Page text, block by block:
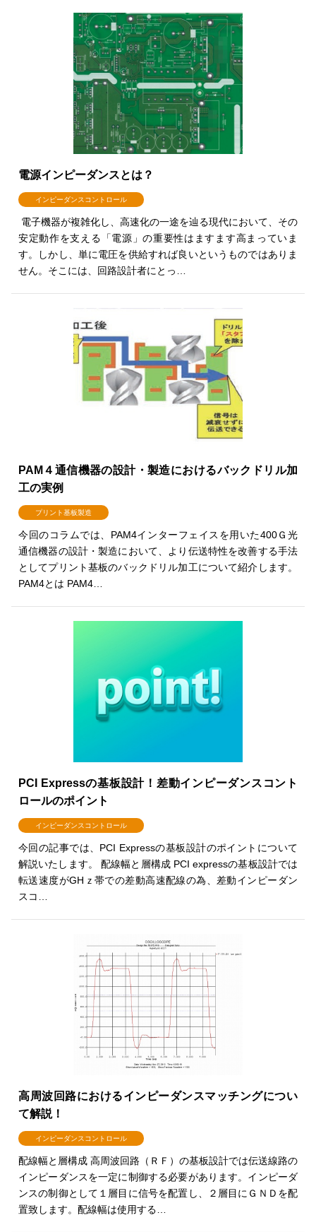
電源インピーダンスとは？
インピーダンスコントロール
電子機器が複雑化し、高速化の一途を辿る現代において、その
安定動作を支える「電源」の重要性はますます高まっていま
す。しかし、単に電圧を供給すれば良いというものではありま
せん。そこには、回路設計者にとっ…
PAM４通信機器の設計・製造におけるバックドリル加
工の実例
プリント基板製造
今回のコラムでは、PAM4インターフェイスを用いた400Ｇ光
通信機器の設計・製造において、より伝送特性を改善する手法
としてプリント基板のバックドリル加工について紹介します。
PAM4とは PAM4…
PCI Expressの基板設計！差動インピーダンスコント
ロールのポイント
インピーダンスコントロール
今回の記事では、PCI Expressの基板設計のポイントについて
解説いたします。 配線幅と層構成 PCI expressの基板設計では
転送速度がGHｚ帯での差動高速配線の為、差動インピーダン
スコ…
高周波回路におけるインピーダンスマッチングについ
て解説！
インピーダンスコントロール
配線幅と層構成 高周波回路（ＲＦ）の基板設計では伝送線路の
インピーダンスを一定に制御する必要があります。インピーダ
ンスの制御として１層目に信号を配置し、２層目にＧＮＤを配
置致します。配線幅は使用する…